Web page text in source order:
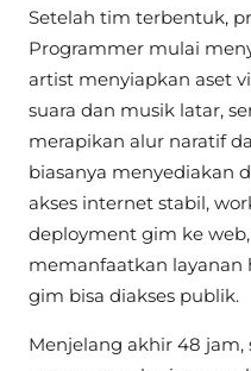
Setelah tim terbentuk,
Programmer mulai
artist menyiapkan aset
suara dan musik latar,
merapikan alur naratif
biasanya menyediakan
akses internet stabil,
deployment gim ke
memanfaatkan layanan
gim bisa diakses publik.
Menjelang akhir 48